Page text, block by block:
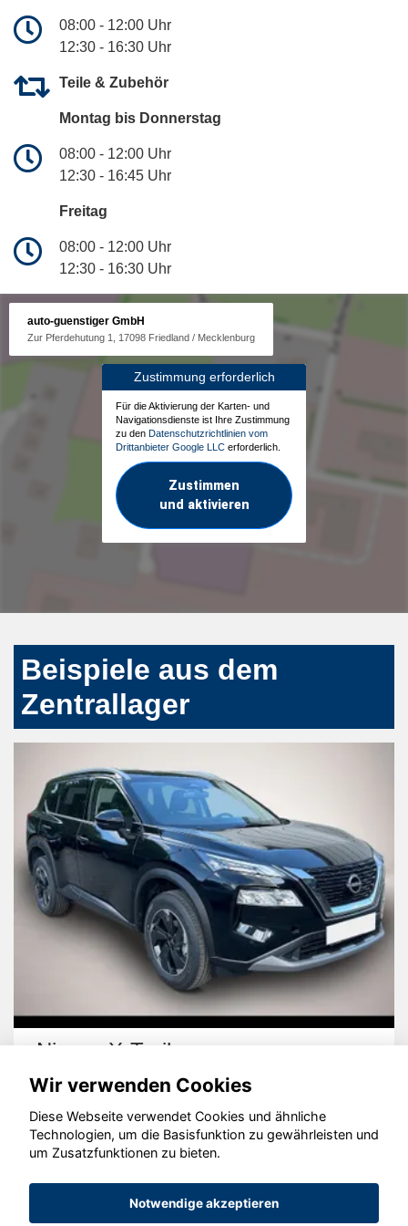
08:00 - 12:00 Uhr
12:30 - 16:30 Uhr
Teile & Zubehör
Montag bis Donnerstag
08:00 - 12:00 Uhr
12:30 - 16:45 Uhr
Freitag
08:00 - 12:00 Uhr
12:30 - 16:30 Uhr
auto-guenstiger GmbH
Zur Pferdehutung 1, 17098 Friedland / Mecklenburg
Zustimmung erforderlich
Für die Aktivierung der Karten- und
Navigationsdienste ist Ihre Zustimmung
zu den Datenschutzrichtlinien vom
Drittanbieter Google LLC erforderlich.
Zustimmen
und aktivieren
Beispiele aus dem
Zentrallager
Volkswagen
© konjunkturmotor.de GmbH 2020 - 2026
Wir verwenden Cookies
Diese Webseite verwendet Cookies und ähnliche
Technologien, um die Basisfunktion zu gewährleisten und
um Zusatzfunktionen zu bieten.
Notwendige akzeptieren